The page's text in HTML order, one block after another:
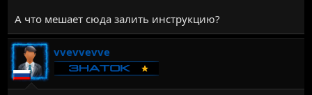
А что мешает сюда залить инструкцию?
vvevvevve